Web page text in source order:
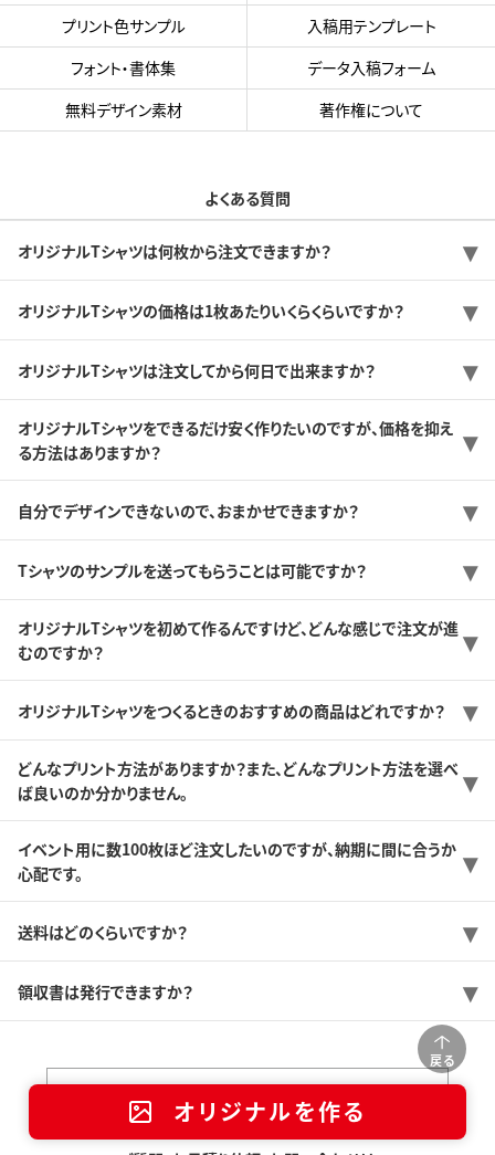
戻る
オリジナルを作る
プリント色サンプル
入稿用テンプレート
フォント・書体集
データ入稿フォーム
無料デザイン素材
著作権について
よくある質問
オリジナルTシャツは何枚から注文できますか？
オリジナルTシャツの価格は1枚あたりいくらくらいですか？
オリジナルTシャツは注文してから何日で出来ますか？
オリジナルTシャツをできるだけ安く作りたいのですが、価格を抑え
る方法はありますか？
自分でデザインできないので、おまかせできますか？
Tシャツのサンプルを送ってもらうことは可能ですか？
オリジナルTシャツを初めて作るんですけど、どんな感じで注文が進
むのですか？
オリジナルTシャツをつくるときのおすすめの商品はどれですか？
どんなプリント方法がありますか？また、どんなプリント方法を選べ
ば良いのか分かりません。
イベント用に数100枚ほど注文したいのですが、納期に間に合うか
心配です。
送料はどのくらいですか？
領収書は発行できますか？